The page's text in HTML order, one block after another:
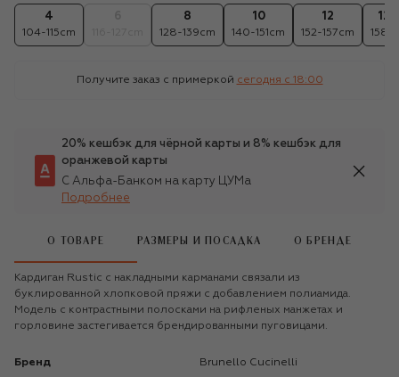
4
104-115cm
8
128-139cm
10
140-151cm
12
152-157cm
12+
Получите заказ с примеркой сегодня c 18:00
20% кешбэк для чёрной карты и 8% кешбэк для
оранжевой карты
С Альфа-Банком на карту ЦУМа
Подробнее
О ТОВАРЕ РАЗМЕРЫ И ПОСАДКА О БРЕНДЕ
Кардиган Rustic с накладными карманами связали из
буклированной хлопковой пряжи с добавлением полиамида.
Модель с контрастными полосками на рифленых манжетах и
горловине застегивается брендированными пуговицами.
Бренд Brunello Cucinelli